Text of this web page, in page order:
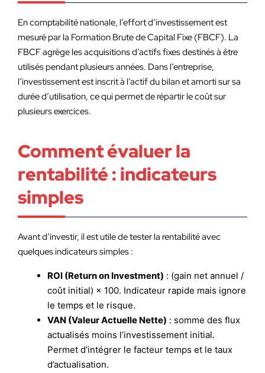
En comptabilité nationale, l’effort d’investissement est
mesuré par la Formation Brute de Capital Fixe (FBCF). La
FBCF agrège les acquisitions d’actifs fixes destinés à être
utilisés pendant plusieurs années. Dans l’entreprise,
l’investissement est inscrit à l’actif du bilan et amorti sur sa
durée d’utilisation, ce qui permet de répartir le coût sur
plusieurs exercices.
Comment évaluer la
rentabilité : indicateurs
simples
Avant d’investir, il est utile de tester la rentabilité avec
quelques indicateurs simples :
ROI (Return on Investment) : (gain net annuel /
coût initial) × 100. Indicateur rapide mais ignore
le temps et le risque.
VAN (Valeur Actuelle Nette) : somme des flux
actualisés moins l’investissement initial.
Permet d’intégrer le facteur temps et le taux
d’actualisation.